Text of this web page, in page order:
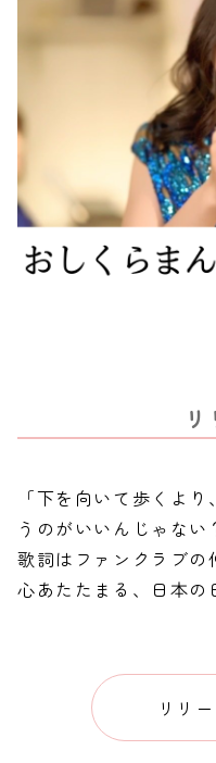
「下を向いて歩くよ
うのがいいんじゃない
歌詞はファンクラブの
心あたたまる、日本の
リリ